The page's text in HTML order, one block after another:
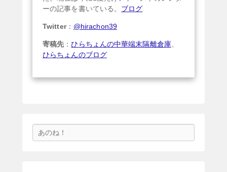
ーの記事を書いている。 ブログ
Twitter： @hirachon39
寄稿先 ：ひらちょんの中華端末隔離倉庫、
ひらちょんのブログ
索